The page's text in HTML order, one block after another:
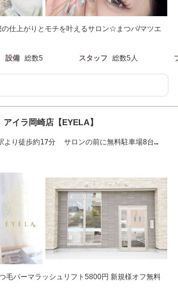
の仕上がりとモチを叶えるサロン☆まつパ/マツエ
設備 総数5 スタッフ 総数5人
イラ岡崎店【EYELA】
より徒歩約17分 サロンの前に無料駐車場8台
毛パーマラッシュリフト5800円 新規様オフ無料